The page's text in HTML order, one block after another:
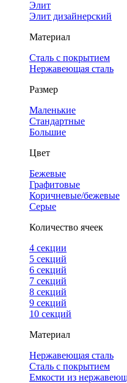
Элит
Элит дизайнерский
Материал
Сталь с покрытием
Нержавеющая сталь
Размер
Маленькие
Стандартные
Большие
Цвет
Бежевые
Графитовые
Коричневые/бежевые
Серые
Количество ячеек
4 cекции
5 секций
6 секций
7 секций
8 секций
9 секций
10 секций
Материал
Нержавеющая сталь
Сталь с покрытием
Емкости из